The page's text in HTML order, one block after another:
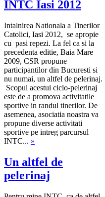
INTC Iasi 2012
Intalnirea Nationala a Tinerilor
Catolici, Iasi 2012, se apropie
cu pasi repezi. La fel ca si la
precedenta editie, Baia Mare
2009, CSR propune
participantilor din Bucuresti si
nu numai, un altfel de pelerinaj.
Scopul acestui ciclo-pelerinaj
este de a promova activitatile
sportive in randul tinerilor. De
asemenea, asociatia noastra va
propune diverse activitati
sportive pe intreg parcursul
INTC... »
Un altfel de
pelerinaj